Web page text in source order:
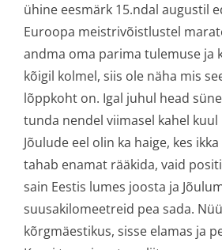
ühine eesmärk 15.ndal augustil
Euroopa meistrivõistlustel
andma oma parima tulemuse ja
kõigil kolmel, siis ole näha mis
lõppkoht on. Igal juhul head
tunda nendel viimasel kahel kuul
Jõulude eel olin ka haige, kes
tahab enamat rääkida, vaid
sain Eestis lumes joosta ja
suusakilomeetreid pea sada.
kõrgmäestikus, sisse elamas ja